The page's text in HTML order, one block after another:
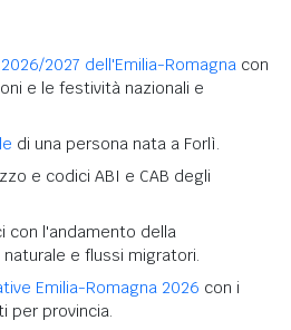
2027 dell'Emilia-Romagna con
e le festività nazionali e
di una persona nata a Forlì.
e codici ABI e CAB degli
con l'andamento della
e flussi migratori.
Emilia-Romagna 2026 con i
per provincia.